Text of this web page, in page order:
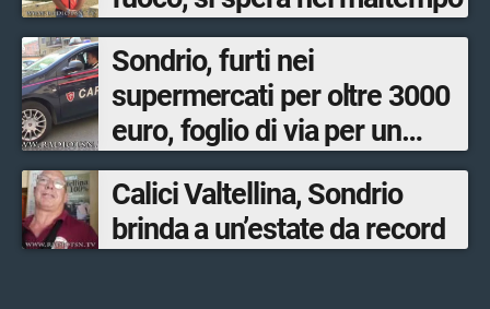
Sondrio, furti nei
supermercati per oltre 3000
euro, foglio di via per un
ventinovenne
Calici Valtellina, Sondrio
brinda a un’estate da record